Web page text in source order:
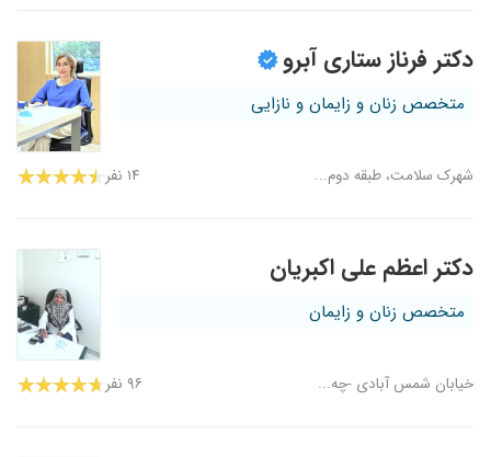
دکتر فرناز ستاری آبرو
متخصص زنان و زایمان و نازایی
شهرک سلامت، طبقه دوم... ۱۴ نفر
دکتر اعظم علی اکبریان
متخصص زنان و زایمان
خیابان شمس آبادی -چه... ۹۶ نفر